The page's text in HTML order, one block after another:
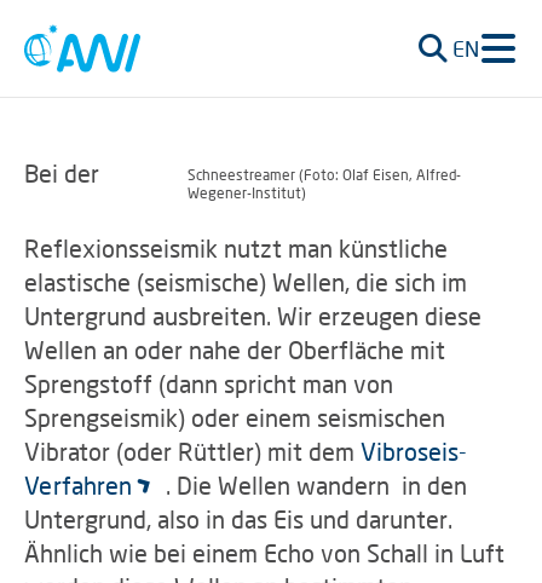
EN
Schneestreamer (Foto: Olaf Eisen, Alfred-
Wegener-Institut)
Bei der
Reflexionsseismik nutzt man künstliche
elastische (seismische) Wellen, die sich im
Untergrund ausbreiten. Wir erzeugen diese
Wellen an oder nahe der Oberfläche mit
Sprengstoff (dann spricht man von
Sprengseismik) oder einem seismischen
Vibrator (oder Rüttler) mit dem Vibroseis-
Verfahren
. Die Wellen wandern in den
Untergrund, also in das Eis und darunter.
Ähnlich wie bei einem Echo von Schall in Luft